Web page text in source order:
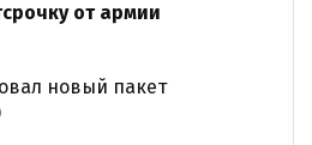
от армии
новый пакет